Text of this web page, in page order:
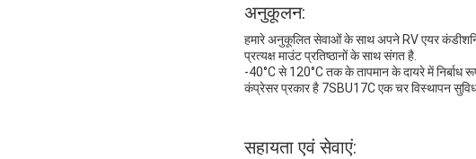
अनुकूलन:
हमारे अनुकूलित सेवाओं के साथ अपने RV एयर
प्रत्यक्ष माउंट प्रतिष्ठानों के साथ संगत है.
-40°C से 120°C तक के तापमान के दायरे में निर्बाध
कंप्रेसर प्रकार है 7SBU17C एक चर विस्थापन
सहायता एवं सेवाएं: